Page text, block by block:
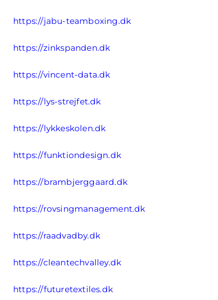
https://jabu-teamboxing.dk
https://zinkspanden.dk
https://vincent-data.dk
https://lys-strejfet.dk
https://lykkeskolen.dk
https://funktiondesign.dk
https://brambjerggaard.dk
https://rovsingmanagement.dk
https://raadvadby.dk
https://cleantechvalley.dk
https://futuretextiles.dk